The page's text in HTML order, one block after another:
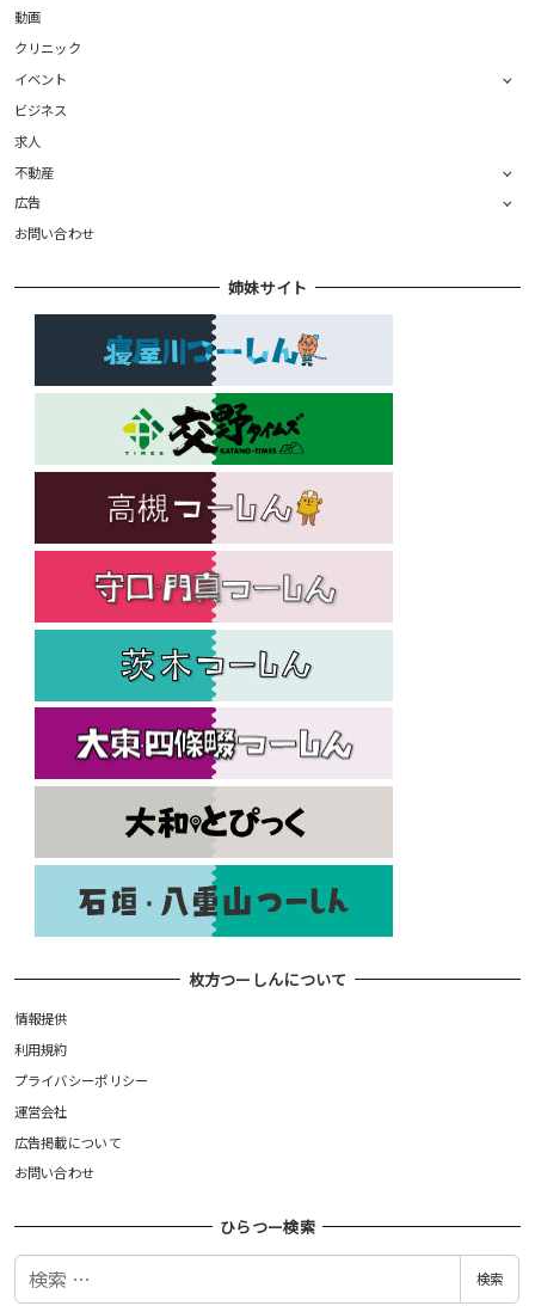
動画
クリニック
イベント
ビジネス
求人
不動産
広告
お問い合わせ
姉妹サイト
枚方つーしんについて
情報提供
利用規約
プライバシーポリシー
運営会社
広告掲載について
お問い合わせ
ひらつー検索
検
検索